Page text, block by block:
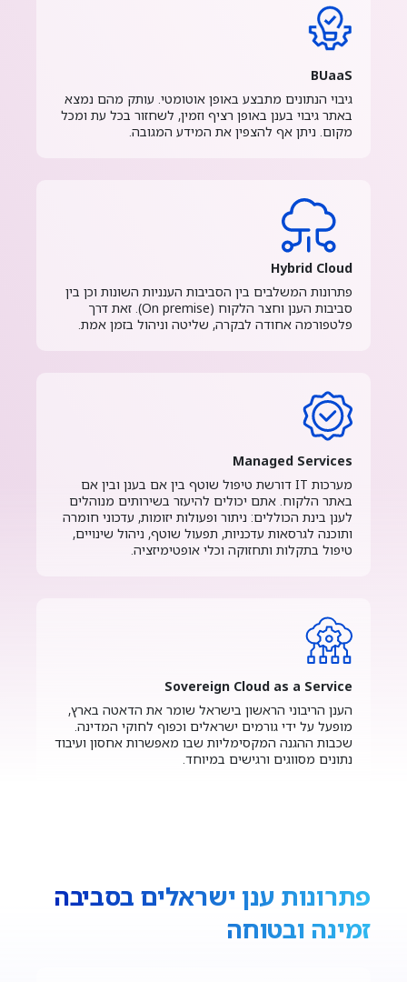
BUaaS
גיבוי הנתונים מתבצע באופן אוטומטי. עותק מהם נמצא
באתר גיבוי בענן באופן רציף וזמין, לשחזור בכל עת ומכל
מקום. ניתן אף להצפין את המידע המגובה.
Hybrid Cloud
פתרונות המשלבים בין הסביבות הענניות השונות וכן בין
סביבות הענן וחצר הלקוח (On premise). זאת דרך
פלטפורמה אחודה לבקרה, שליטה וניהול בזמן אמת.
Managed Services
מערכות IT דורשת טיפול שוטף בין אם בענן ובין אם
באתר הלקוח. אתם יכולים להיעזר בשירותים מנוהלים
לענן בינת הכוללים: ניתור ופעולות יזומות, עדכוני חומרה
ותוכנה לגרסאות עדכניות, תפעול שוטף, ניהול שינויים,
טיפול בתקלות ותחזוקה וכלי אופטימיזציה.
Sovereign Cloud as a Service
הענן הריבוני הראשון בישראל שומר את הדאטה בארץ,
מופעל על ידי גורמים ישראלים וכפוף לחוקי המדינה.
שכבות ההגנה המקסימליות שבו מאפשרות אחסון ועיבוד
נתונים מסווגים ורגישים במיוחד.
פתרונות ענן ישראלים בסביבה
זמינה ובטוחה